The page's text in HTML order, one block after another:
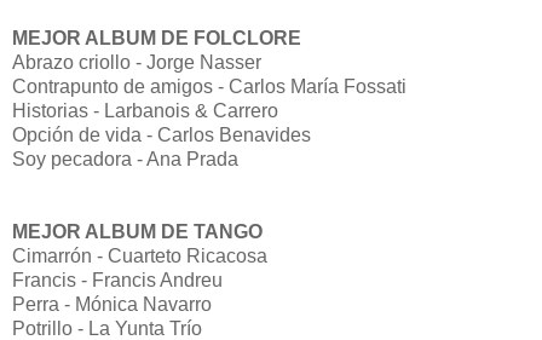
MEJOR ALBUM DE FOLCLORE
Abrazo criollo - Jorge Nasser
Contrapunto de amigos - Carlos María Fossati
Historias - Larbanois & Carrero
Opción de vida - Carlos Benavides
Soy pecadora - Ana Prada
MEJOR ALBUM DE TANGO
Cimarrón - Cuarteto Ricacosa
Francis - Francis Andreu
Perra - Mónica Navarro
Potrillo - La Yunta Trío